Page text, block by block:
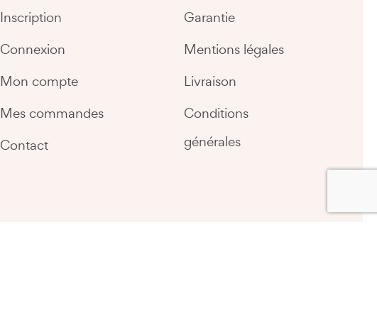
Inscription
Connexion
Mon compte
Mes commandes
Contact
Garantie
Mentions légales
Livraison
Conditions
générales